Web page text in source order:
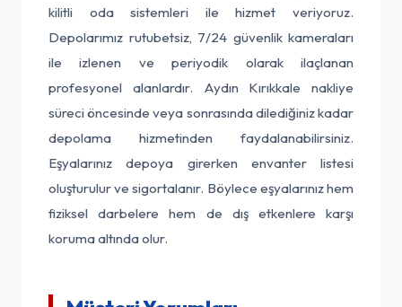
kilitli oda sistemleri ile hizmet veriyoruz.
Depolarımız rutubetsiz, 7/24 güvenlik kameraları
ile izlenen ve periyodik olarak ilaçlanan
profesyonel alanlardır. Aydın Kırıkkale nakliye
süreci öncesinde veya sonrasında dilediğiniz kadar
depolama hizmetinden faydalanabilirsiniz.
Eşyalarınız depoya girerken envanter listesi
oluşturulur ve sigortalanır. Böylece eşyalarınız hem
fiziksel darbelere hem de dış etkenlere karşı
koruma altında olur.